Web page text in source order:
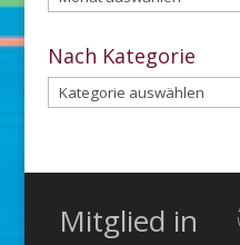
dem
Archiv
Nach Kategorie
Nach
Kategorie
Mitglied in